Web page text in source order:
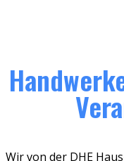
Wir von der DHE